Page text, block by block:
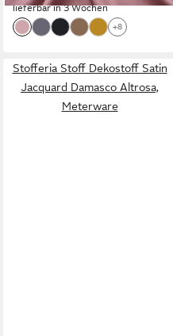
lieferbar in 3 Wochen
+8
Stofferia Stoff Dekostoff Satin
Jacquard Damasco Altrosa,
Meterware